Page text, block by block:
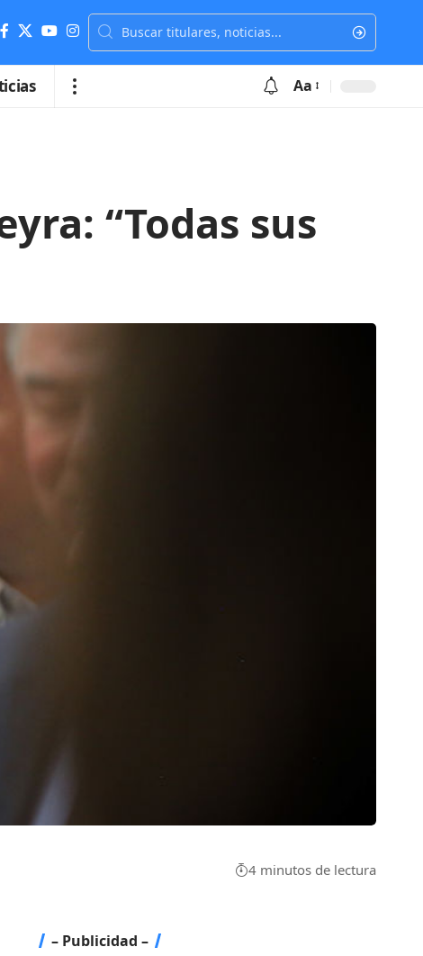
Aa
“Todas sus
4 minutos de lectura
– Publicidad –